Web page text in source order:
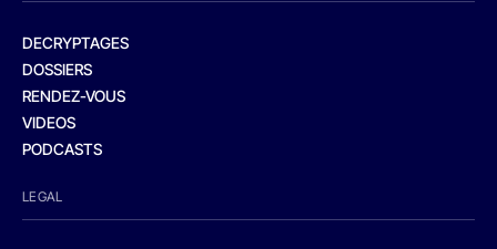
DECRYPTAGES
DOSSIERS
RENDEZ-VOUS
VIDEOS
PODCASTS
LEGAL